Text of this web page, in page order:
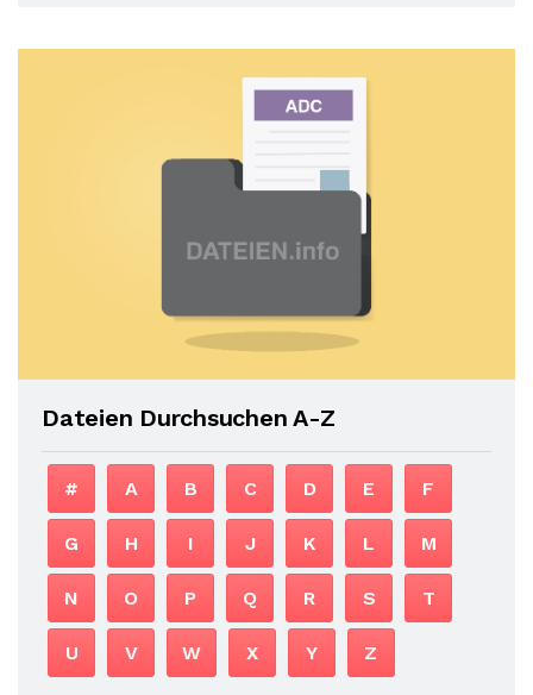
Dateien Durchsuchen A-Z
# A B C D E F
G H I J K L M
N O P Q R S T
U V W X Y Z